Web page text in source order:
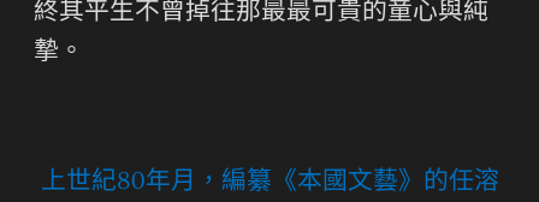
終其平生不曾掉往那最最可貴的童心與純
摯。
上世紀80年月，編纂《本國文藝》的任溶